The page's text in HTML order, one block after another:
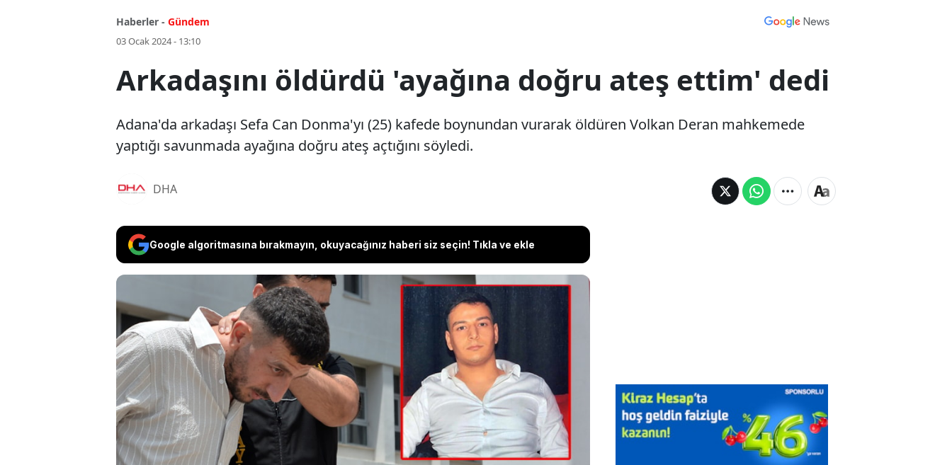
Haberler - Gündem
03 Ocak 2024 - 13:10
Arkadaşını öldürdü 'ayağına doğru ateş ettim' dedi
Adana'da arkadaşı Sefa Can Donma'yı (25) kafede boynundan vurarak öldüren Volkan Deran mahkemede
yaptığı savunmada ayağına doğru ateş açtığını söyledi.
DHA
Google algoritmasına bırakmayın, okuyacağınız haberi siz seçin! Tıkla ve ekle
Adana'da arkadaşı Sefa Can Donma'yı (25) kafede
boynundan vurarak öldüren Volkan Deran mahkemede
yaptığı savunmada ayağına doğru ateş açtığını söyledi.